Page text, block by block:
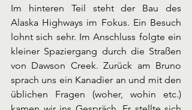
Im hinteren Teil steht der Bau des
Alaska Highways im Fokus. Ein Besuch
lohnt sich sehr. Im Anschluss folgte ein
kleiner Spaziergang durch die Straßen
von Dawson Creek. Zurück am Bruno
sprach uns ein Kanadier an und mit den
üblichen Fragen (woher, wohin etc.)